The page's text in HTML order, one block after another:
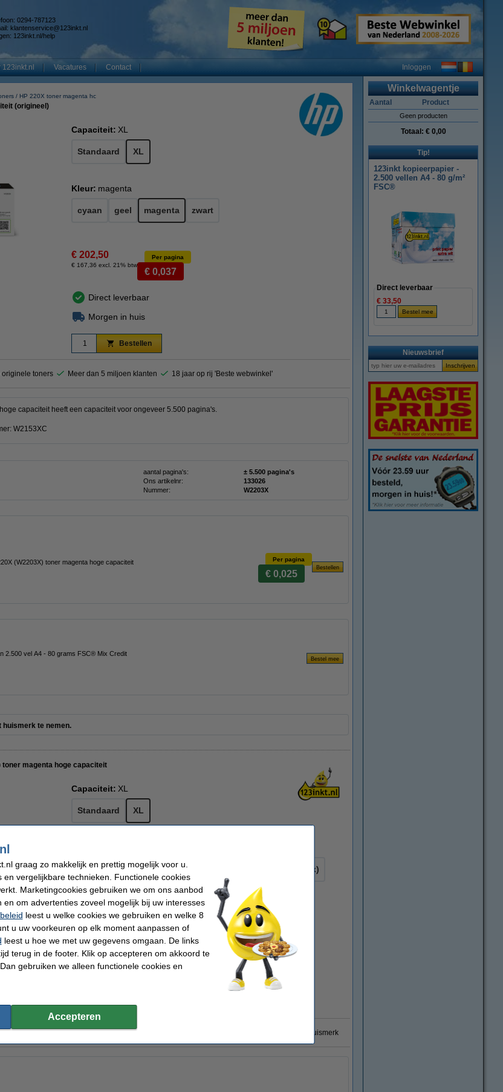
0294-787123
klantenservice@123inkt.nl
123inkt.nl/help
123inkt.nl Vacatures Contact Inloggen
HP 220X toner magenta hc
(origineel)
Capaciteit: XL
Standaard XL
Kleur: magenta
cyaan geel magenta zwart
€ 202,50
€ 167,36 excl. 21% btw
Per pagina
€ 0,037
Direct leverbaar
Morgen in huis
Bestellen
toners Meer dan 5 miljoen klanten 18 jaar op rij 'Beste webwinkel'
capaciteit heeft een capaciteit voor ongeveer 5.500 pagina's.
W2153XC
aantal pagina's:
± 5.500 pagina's
Ons artikelnr:
133026
Nummer: W2203X
(W2203X) toner magenta hoge capaciteit
Per pagina
€ 0,025
2.500 vel A4 - 80 grams FSC® Mix Credit
huismerk te nemen.
magenta hoge capaciteit
Capaciteit: XL
Standaard XL
cyaan geel magenta zwart (1x) en kleur (3x)
€ 137,50
€ 113,64 excl. 21% btw
Per pagina
€ 0,025
Direct leverbaar
Consumentenbond: 9/10 tevreden over huismerk 100% garantie op 123inkt huismerk
Winkelwagentje
Aantal Product
Geen producten
Totaal: € 0,00
Tip!
123inkt kopieerpapier -
2.500 vellen A4 - 80 g/m²
FSC®
Direct leverbaar
€ 33,50
Nieuwsbrief
graag zo makkelijk en prettig mogelijk voor u.
en vergelijkbare technieken. Functionele cookies
Marketingcookies gebruiken we om ons aanbod
om advertenties zoveel mogelijk bij uw interesses
leest u welke cookies we gebruiken en welke 8
u uw voorkeuren op elk moment aanpassen of
leest u hoe we met uw gegevens omgaan. De links
terug in de footer. Klik op accepteren om akkoord te
gebruiken we alleen functionele cookies en
Accepteren